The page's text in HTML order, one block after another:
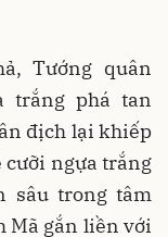
Tướng quân
trắng phá tan
địch lại khiếp
cưỡi ngựa trắng
sâu trong tâm
Mã gắn liền với